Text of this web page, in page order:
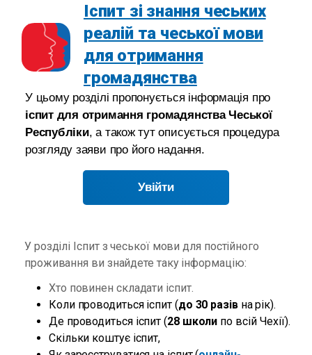
Іспит зі знання чеських
реалій та чеської мови
для отримання
громадянства
У цьому розділі пропонується інформація про
іспит для отримання громадянства Чеської
Республіки, а також тут описується процедура
розгляду заяви про його надання.
Увійти
У розділі Іспит з чеської мови для постійного
проживання ви знайдете таку інформацію:
Хто повинен складати іспит.
Коли проводиться іспит (до 30 разівна рік).
Де проводиться іспит (28 школи по всій Чехії).
Скільки коштує іспит,